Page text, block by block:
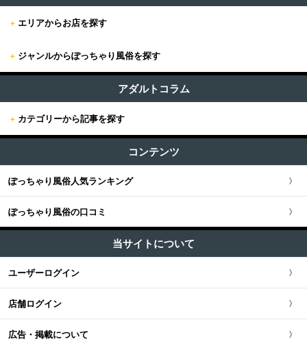
+ エリアからお店を探す
+東京
東京全域
新宿・歌舞伎町・新大久保・高田馬場
池袋・大塚・巣鴨
五反田・品川・渋谷・蒲田
新橋・汐留・銀座・六本木・赤坂
上野・鶯谷・神田・秋葉原・日暮里
錦糸町・葛飾・江戸川
立川・八王子・町田・福生
関東版TOP
埼玉県
神奈川県
茨城県
栃木県
群馬県
+関西
関西全域
大阪府
兵庫県
滋賀県
奈良県
東海・北陸・甲信越版TOP
東海・北陸・甲信越全域
静岡県
新潟県
岐阜県
中国・四国版TOP
中国・四国全域
広島県
+九州・沖縄
九州・沖縄版TOP
九州・沖縄全域
+ ジャンルからぽっちゃり風俗を探す
ソープ (0)
ピンサロ (1)
エステ・回春 (1)
アダルトコラム
+ カテゴリーから記事を探す
コンテンツ
ぽっちゃり風俗人気ランキング
ぽっちゃり風俗の口コミ
当サイトについて
ユーザーログイン
店舗ログイン
広告・掲載について